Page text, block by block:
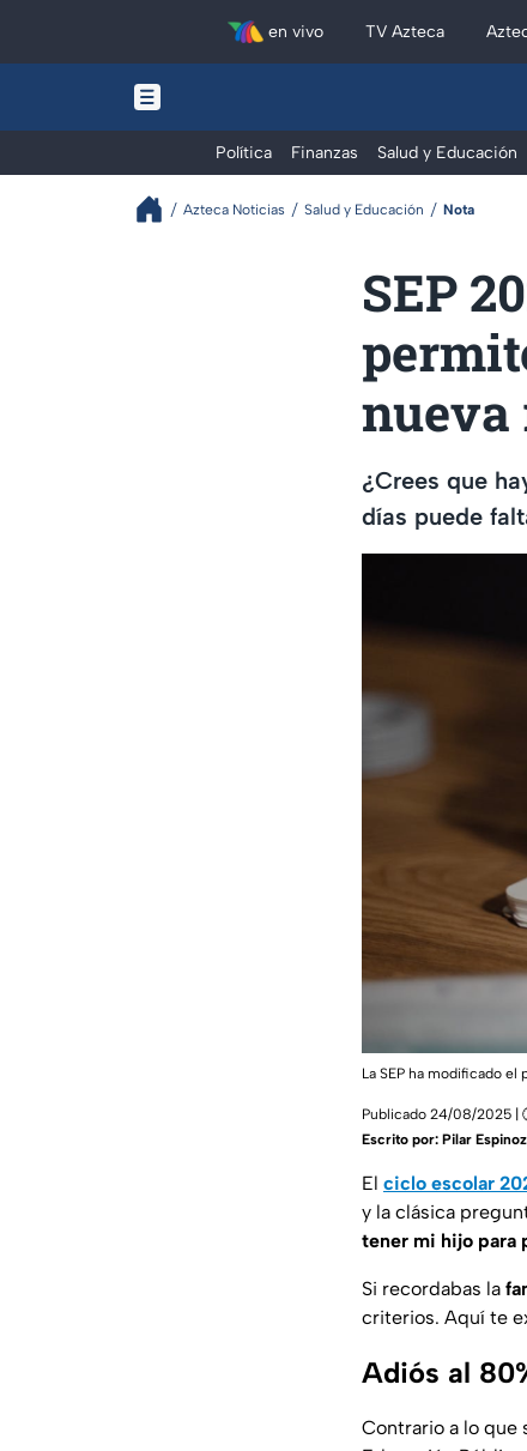
en vivo TV Azteca
Política Finanzas Salud y Educación
Azteca Noticias Salud y Educación Nota
SEP
nueva
¿Crees que
días puede
La SEP ha modificado el
Publicado 24/08/2025 |
Escrito por: Pilar
El ciclo escolar
y la clásica
tener mi hijo para
Si recordabas la
criterios. Aquí te
Adiós al
Contrario a lo que